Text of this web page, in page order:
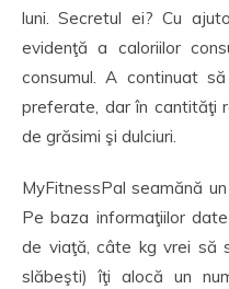
luni. Secretul ei? Cu
evidenţă a caloriilor
consumul. A continuat
preferate, dar în cantităţi
de grăsimi şi dulciuri.
MyFitnessPal seamănă
Pe baza informaţiilor
de viaţă, câte kg vrei să
slăbeşti) îţi alocă un